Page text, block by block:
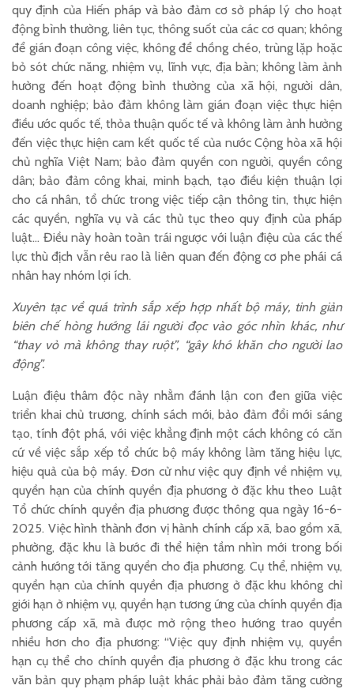
quy định của Hiến pháp và bảo đảm cơ sở pháp lý cho hoạt
động bình thường, liên tục, thông suốt của các cơ quan; không
để gián đoạn công việc, không để chồng chéo, trùng lặp hoặc
bỏ sót chức năng, nhiệm vụ, lĩnh vực, địa bàn; không làm ảnh
hưởng đến hoạt động bình thường của xã hội, người dân,
doanh nghiệp; bảo đảm không làm gián đoạn việc thực hiện
điều ước quốc tế, thỏa thuận quốc tế và không làm ảnh hưởng
đến việc thực hiện cam kết quốc tế của nước Cộng hòa xã hội
chủ nghĩa Việt Nam; bảo đảm quyền con người, quyền công
dân; bảo đảm công khai, minh bạch, tạo điều kiện thuận lợi
cho cá nhân, tổ chức trong việc tiếp cận thông tin, thực hiện
các quyền, nghĩa vụ và các thủ tục theo quy định của pháp
luật… Điều này hoàn toàn trái ngược với luận điệu của các thế
lực thù địch vẫn rêu rao là liên quan đến động cơ phe phái cá
nhân hay nhóm lợi ích.
Xuyên tạc về quá trình sắp xếp hợp nhất bộ máy, tinh giản
biên chế hòng hướng lái người đọc vào góc nhìn khác, như
“thay vỏ mà không thay ruột”, “gây khó khăn cho người lao
động”.
Luận điệu thâm độc này nhằm đánh lận con đen giữa việc
triển khai chủ trương, chính sách mới, bảo đảm đổi mới sáng
tạo, tính đột phá, với việc khẳng định một cách không có căn
cứ về việc sắp xếp tổ chức bộ máy không làm tăng hiệu lực,
hiệu quả của bộ máy. Đơn cử như việc quy định về nhiệm vụ,
quyền hạn của chính quyền địa phương ở đặc khu theo Luật
Tổ chức chính quyền địa phương được thông qua ngày 16-6-
2025. Việc hình thành đơn vị hành chính cấp xã, bao gồm xã,
phường, đặc khu là bước đi thể hiện tầm nhìn mới trong bối
cảnh hướng tới tăng quyền cho địa phương. Cụ thể, nhiệm vụ,
quyền hạn của chính quyền địa phương ở đặc khu không chỉ
giới hạn ở nhiệm vụ, quyền hạn tương ứng của chính quyền địa
phương cấp xã, mà được mở rộng theo hướng trao quyền
nhiều hơn cho địa phương: “Việc quy định nhiệm vụ, quyền
hạn cụ thể cho chính quyền địa phương ở đặc khu trong các
văn bản quy phạm pháp luật khác phải bảo đảm tăng cường